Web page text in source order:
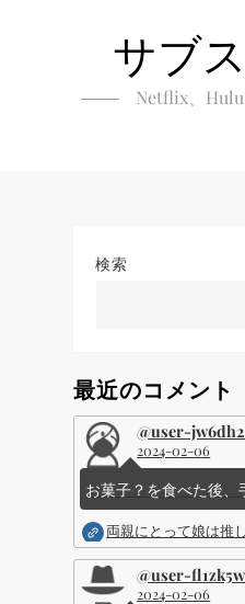
サブ
Netflix、Hulu
検索
最近のコメント
@user-
2024-02-06
お菓子？を食べた後
両親にとって娘は推し
@user-
2024-02-06